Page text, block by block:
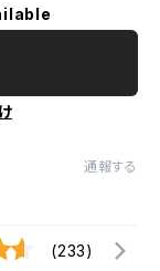
通報する
(233)